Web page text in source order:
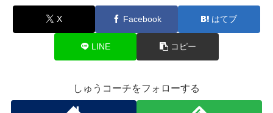
X Facebook はてブ
LINE コピー
しゅうコーチをフォローする